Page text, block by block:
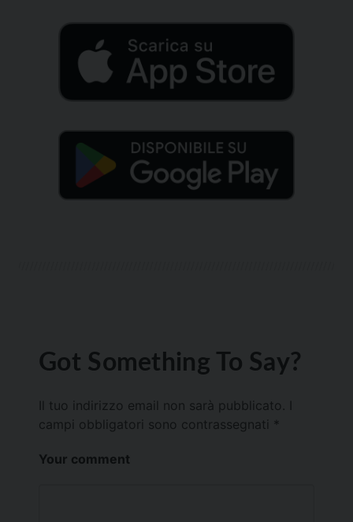
Got Something To Say?
Il tuo indirizzo email non sarà pubblicato.
campi obbligatori sono contrassegnati *
Your comment